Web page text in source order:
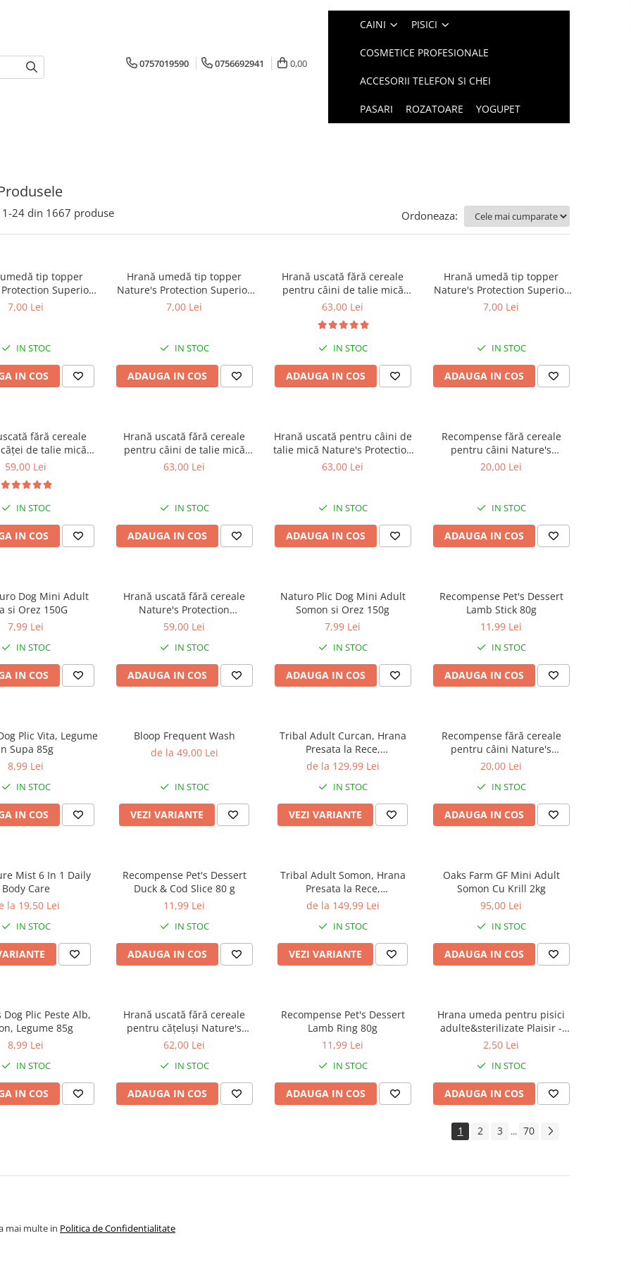
0757019590 0756692941 0,00
CAINI PISICI
COSMETICE PROFESIONALE
ACCESORII TELEFON SI CHEI
PASARI ROZATOARE YOGUPET
1-24 din 1667 produse Ordoneaza:
tip topper
Superior
și Biban de Mare
jurul ochilor, 70g
7,00 Lei
IN STOC
IN COS
Hrană umedă tip topper
Nature's Protection Superior
Care cu Ton și Somon pentru
jurul ochilor, 70g
7,00 Lei
IN STOC
ADAUGA IN COS
Hrană uscată fără cereale
pentru câini de talie mică
Nature's Protection Superior
Breeds, Pește Alb, pentru
eliminarea petelor din jurul
63,00 Lei
IN STOC
ADAUGA IN COS
Hrană umedă tip topper
Nature's Protection Superior
Care cu Ton pentru câini
ochilor, 70g
7,00 Lei
IN STOC
ADAUGA IN COS
fără cereale
de talie mică
Protection Superior
Pește Alb,
petelor din
59,00 Lei
IN STOC
IN COS
Hrană uscată fără cereale
pentru câini de talie mică
Nature's Protection Superior
eliminarea petelor din jurul
63,00 Lei
IN STOC
ADAUGA IN COS
Hrană uscată pentru câini de
talie mică Nature's Protection
Superior Care White Dogs
petelor din jurul ochilor, 1.5
63,00 Lei
IN STOC
ADAUGA IN COS
Recompense fără cereale
pentru câini Nature's
Protection Superior Care
20,00 Lei
IN STOC
ADAUGA IN COS
Dog Mini Adult
si Orez 150G
7,99 Lei
IN STOC
IN COS
Hrană uscată fără cereale
Nature's Protection
Hypoallergenic Somon, pentru
59,00 Lei
IN STOC
ADAUGA IN COS
Naturo Plic Dog Mini Adult
Somon si Orez 150g
7,99 Lei
IN STOC
ADAUGA IN COS
Recompense Pet's Dessert
Lamb Stick 80g
11,99 Lei
IN STOC
ADAUGA IN COS
Plic Vita, Legume
Supa 85g
8,99 Lei
IN STOC
IN COS
Bloop Frequent Wash
de la 49,00 Lei
IN STOC
VEZI VARIANTE
Tribal Adult Curcan, Hrana
Presata la Rece,
Hipoalergenica
de la 129,99 Lei
IN STOC
VEZI VARIANTE
Recompense fără cereale
pentru câini Nature's
Protection Superior Care
Care cu Somon, 110g
20,00 Lei
IN STOC
ADAUGA IN COS
Mist 6 In 1 Daily
Body Care
la 19,50 Lei
IN STOC
Recompense Pet's Dessert
Duck & Cod Slice 80 g
11,99 Lei
IN STOC
ADAUGA IN COS
Tribal Adult Somon, Hrana
Presata la Rece,
Hipoalergenica
de la 149,99 Lei
IN STOC
VEZI VARIANTE
Oaks Farm GF Mini Adult
Somon Cu Krill 2kg
95,00 Lei
IN STOC
ADAUGA IN COS
Plic Peste Alb,
Legume 85g
8,99 Lei
IN STOC
IN COS
Hrană uscată fără cereale
pentru cățeluși Nature's
Protection Superior Care Red
Small & Mini Breeds, Somon,
1.5kg
62,00 Lei
IN STOC
ADAUGA IN COS
Recompense Pet's Dessert
Lamb Ring 80g
11,99 Lei
IN STOC
ADAUGA IN COS
Hrana umeda pentru pisici
adulte&sterilizate Plaisir -
vita&curcan 100g
2,50 Lei
IN STOC
ADAUGA IN COS
1 2 3 ... 70
mai multe in Politica de Confidentialitate